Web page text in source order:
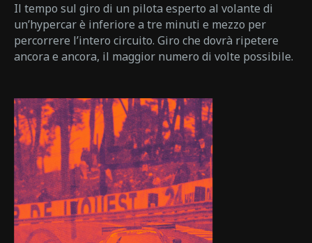
Il tempo sul giro di un pilota esperto al volante di
un’hypercar è inferiore a tre minuti e mezzo per
percorrere l’intero circuito. Giro che dovrà ripetere
ancora e ancora, il maggior numero di volte possibile.